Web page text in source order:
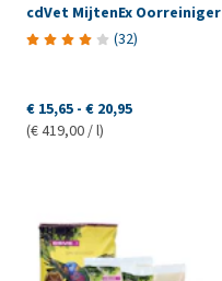
cdVet MijtenEx Oorreiniger
(32)
€ 15,65 - € 20,95
(€ 419,00 / l)